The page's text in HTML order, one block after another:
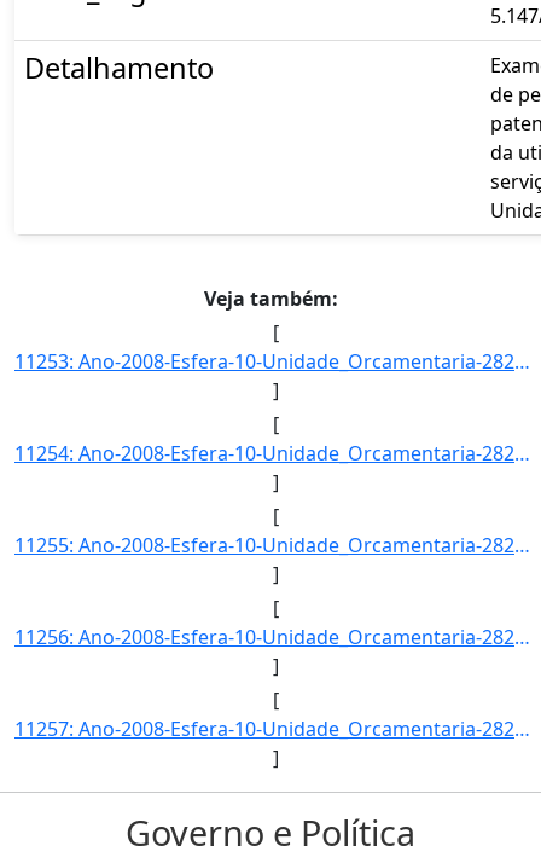
Detalhamento
de
da
Veja também:
[
11253: Ano-2008-Esfera-10-Unidade_Orcamentaria-28203-Funcao-22-SubFuncao-664-Programa-0393-Acao-2028-Locali]
]
[
11254: Ano-2008-Esfera-10-Unidade_Orcamentaria-28203-Funcao-22-SubFuncao-664-Programa-0393-Acao-2029-Locali]
]
[
11255: Ano-2008-Esfera-10-Unidade_Orcamentaria-28203-Funcao-22-SubFuncao-664-Programa-0393-Acao-2732-Locali]
]
[
11256: Ano-2008-Esfera-10-Unidade_Orcamentaria-28203-Funcao-22-SubFuncao-664-Programa-0393-Acao-2734-Locali]
]
[
11257: Ano-2008-Esfera-10-Unidade_Orcamentaria-28203-Funcao-22-SubFuncao-664-Programa-0393-Acao-2760-Locali]
]
Governo e Política